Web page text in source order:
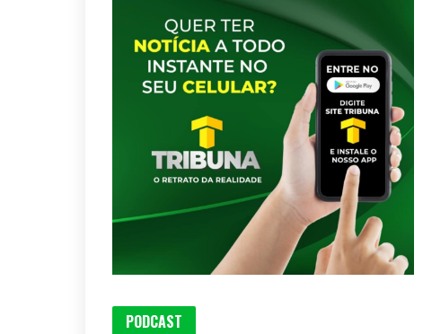
PODCAST